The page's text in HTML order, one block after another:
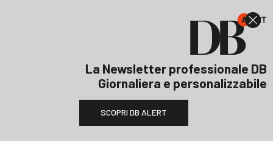
La Newsletter professionale DB
Giornaliera e personalizzabile
SCOPRI DB ALERT